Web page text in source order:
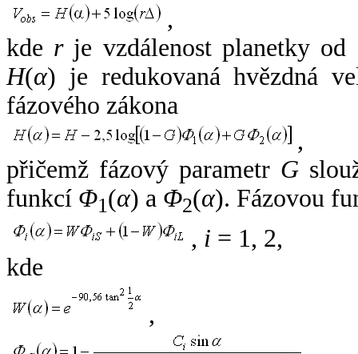
,
kde rje vzdálenost planetky od
H(α) je redukovaná hvězdná
fázového zákona
,
přičemž fázový parametr G
funkcí Φ1(α) a Φ2(α). Fázovou
, i = 1, 2,
kde
,